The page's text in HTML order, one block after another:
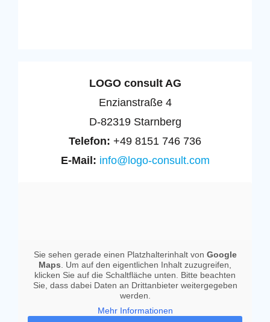
LOGO consult AG
Enzianstraße 4
D-82319 Starnberg
Telefon: +49 8151 746 736
E-Mail: info@logo-consult.com
Sie sehen gerade einen Platzhalterinhalt von Google
Maps . Um auf den eigentlichen Inhalt zuzugreifen,
klicken Sie auf die Schaltfläche unten. Bitte beachten
Sie, dass dabei Daten an Drittanbieter weitergegeben
werden.
Mehr Informationen